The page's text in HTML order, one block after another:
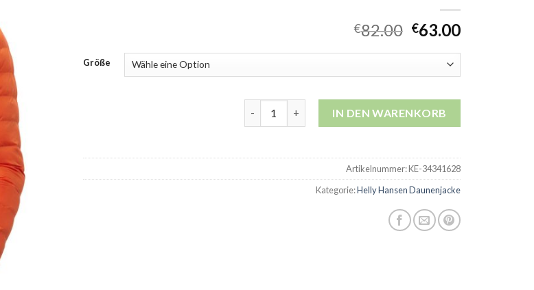
€82.00 €63.00
Größe
IN DEN WARENKORB
Artikelnummer:KE-34341628
Kategorie:Helly Hansen Daunenjacke